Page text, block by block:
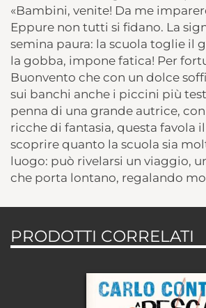
«Bambini, venite! Da me
Eppure non tutti si fidano. La
semina paura: la scuola toglie il
la gobba, impone fatica! Per
Buonvento che con un dolce
sui banchi anche i piccini più
penna di una grande autrice,
ricche di fantasia, questa favola
scoprire quanto la scuola sia
luogo: può rivelarsi un viaggio,
che porta lontano, regalando
PRODOTTI CORRELATI